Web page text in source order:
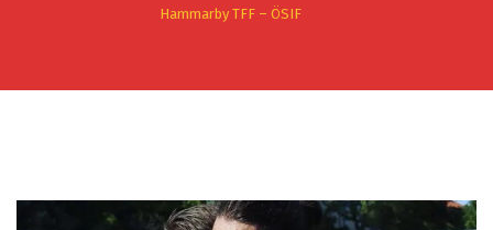
Hammarby TFF – ÖSIF